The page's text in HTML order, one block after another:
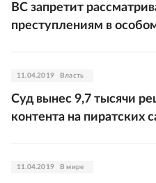
ВС запретит
преступлениям в
11.04.2019 Власть
Суд вынес 9,7 тысячи
контента на пиратских
11.04.2019 В мире